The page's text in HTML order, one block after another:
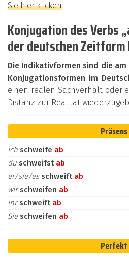
Sie hier klicken
Konjugation des Verbs
der deutschen
Die Indikativformen sind die
Konjugationsformen im
einen realen Sachverhalt oder
Distanz zur Realität
Präsens
ich schweife ab
du schweifst ab
er/sie/es schweift ab
wirschweifen ab
ihrschweift ab
Sie schweifen ab
Perfekt